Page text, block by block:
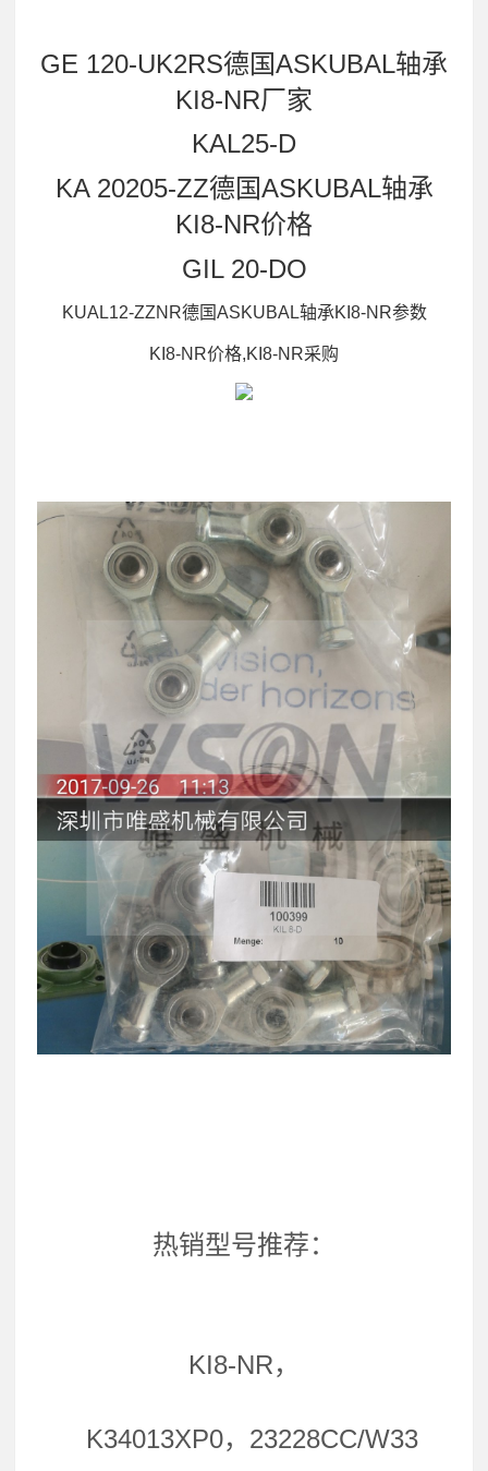
GE 120-UK2RS德国ASKUBAL轴承
KI8-NR厂家
KAL25-D
KA 20205-ZZ德国ASKUBAL轴承
KI8-NR价格
GIL 20-DO
KUAL12-ZZNR德国ASKUBAL轴承KI8-NR参数
KI8-NR价格,KI8-NR采购
热销型号推荐：
KI8-NR，
K34013XP0，23228CC/W33